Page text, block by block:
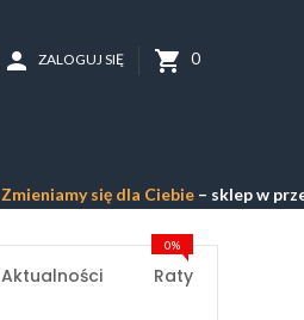
shopping_cart 0
person ZALOGUJ SIĘ
się dla Ciebie– sklep w przebudowie
Aktualności Raty
0%